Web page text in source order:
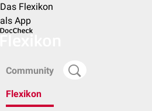
Das Flexikon
als App
Community
Flexikon